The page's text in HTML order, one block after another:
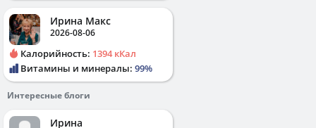
Ирина Макс
2026-08-06
Калорийность: 1394 кКал
Витамины и минералы: 99%
Интересные блоги
Ирина